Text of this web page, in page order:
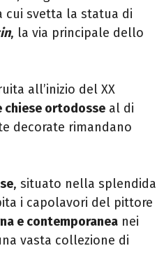
cui svetta la statua di
, la via principale dello
all’inizio del XX
chiese ortodosse al di
decorate rimandano
, situato nella splendida
i capolavori del pittore
e contemporanea nei
vasta collezione di